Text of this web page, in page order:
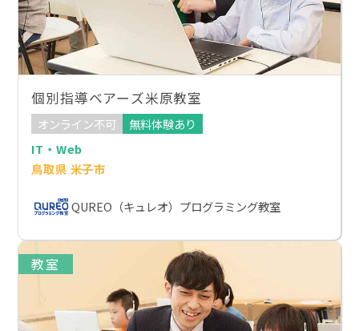
個別指導ベアーズ米原教室
オンライン不可
無料体験あり
IT・Web
鳥取県 米子市
QUREO（キュレオ）プログラミング教室
教室